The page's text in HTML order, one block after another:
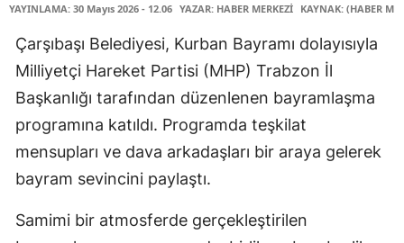
YAYINLAMA: 30 Mayıs 2026 - 12.06 YAZAR: HABER MERKEZİ KAYNAK: (HABER
Çarşıbaşı Belediyesi, Kurban Bayramı dolayısıyla
Milliyetçi Hareket Partisi (MHP) Trabzon İl
Başkanlığı tarafından düzenlenen bayramlaşma
programına katıldı. Programda teşkilat
mensupları ve dava arkadaşları bir araya gelerek
bayram sevincini paylaştı.
Samimi bir atmosferde gerçekleştirilen